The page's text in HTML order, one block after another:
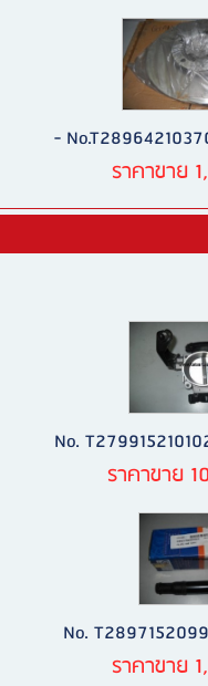
-
ราคาขาย
No.
ราคาขาย
No.
ราคาขาย